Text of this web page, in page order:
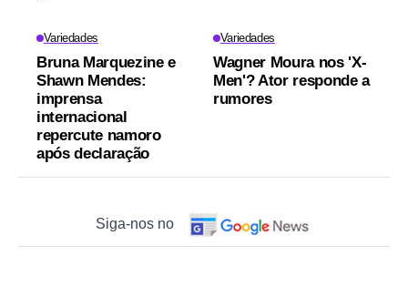
Variedades
Bruna Marquezine e
Shawn Mendes:
imprensa
internacional
repercute namoro
após declaração
Variedades
Wagner Moura nos 'X-
Men'? Ator responde a
rumores
Siga-nos no